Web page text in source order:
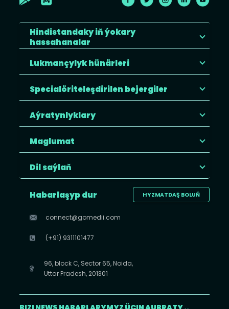
Hindistandaky iň ýokary
hassahanalar
Lukmançylyk hünärleri
Specialöriteleşdirilen bejergiler
Aýratynlyklary
Maglumat
Dil saýlaň
HYZMATDAŞ BOLUŇ
Habarlaşyp dur
connect@gomedii.com
(+91) 9311101477
96, block C, Sector 65, Noida,
Uttar Pradesh, 201301